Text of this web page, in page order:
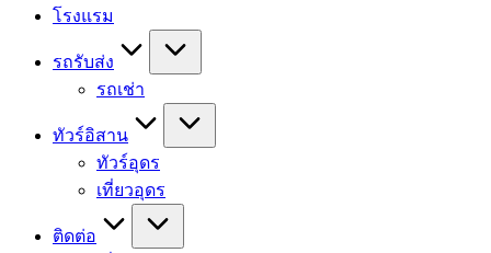
โรงแรม
รถรับส่ง
รถเช่า
ทัวร์อิสาน
ทัวร์อุดร
เที่ยวอุดร
ติดต่อ